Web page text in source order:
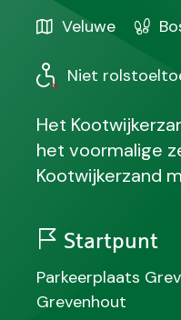
Gebied
Regio
Veluwe
Niet
Het
het voormalige
Kootwijkerzand
Startpunt
N
a
Parkeerplaats
S
Grevenhout